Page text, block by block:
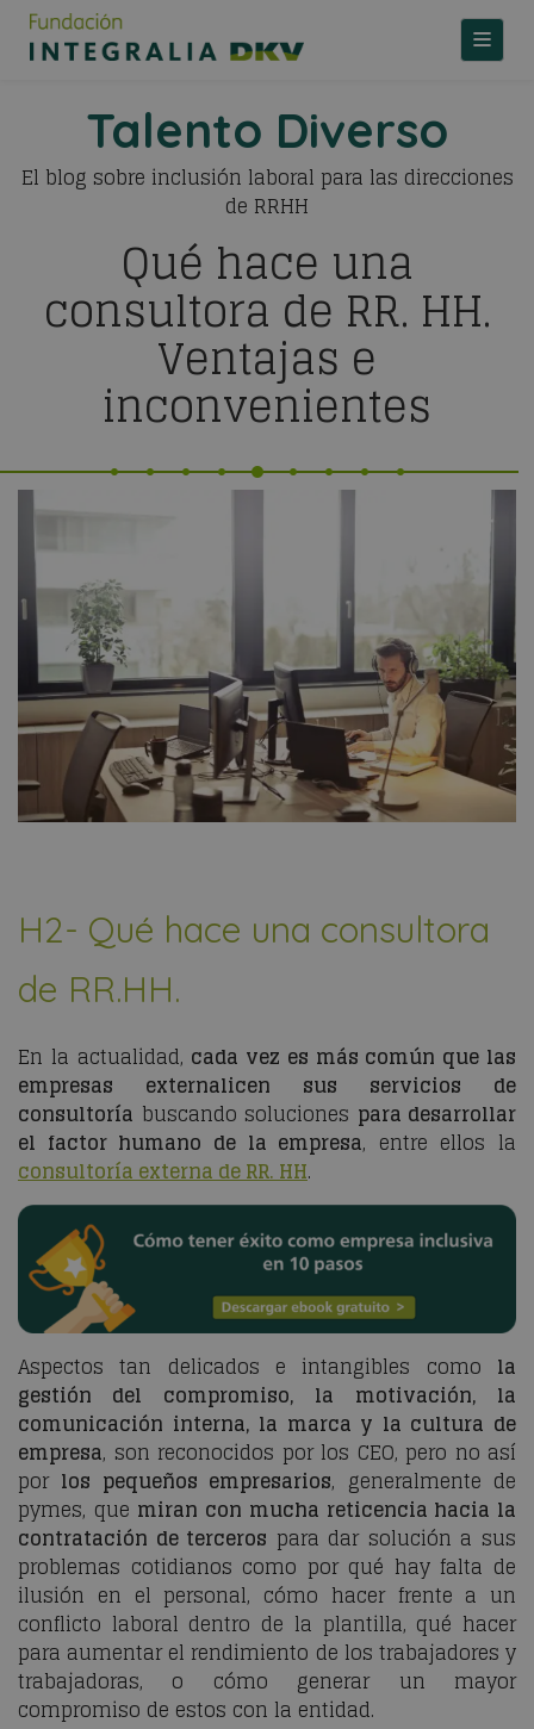
Talento Diverso
El blog sobre inclusión laboral para las direcciones
de RRHH
Qué hace una
consultora de RR. HH.
Ventajas e
inconvenientes
H2- Qué hace una consultora
de RR.HH.
En la actualidad, cada vez es más común que las
empresas externalicen sus servicios de
consultoría buscando soluciones para desarrollar
el factor humano de la empresa, entre ellos la
consultoría externa de RR. HH.
Aspectos tan delicados e intangibles como la
gestión del compromiso, la motivación, la
comunicación interna, la marca y la cultura de
empresa, son reconocidos por los CEO, pero no así
por los pequeños empresarios, generalmente de
pymes, que miran con mucha reticencia hacia la
contratación de terceros para dar solución a sus
problemas cotidianos como por qué hay falta de
ilusión en el personal, cómo hacer frente a un
conflicto laboral dentro de la plantilla, qué hacer
para aumentar el rendimiento de los trabajadores y
trabajadoras, o cómo generar un mayor
compromiso de estos con la entidad.